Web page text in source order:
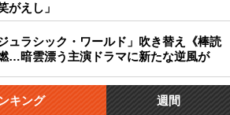
がえし」
ュラシック・ワールド」吹き替え《棒読
…暗雲漂う主演ドラマに新たな逆風が
キング 週間